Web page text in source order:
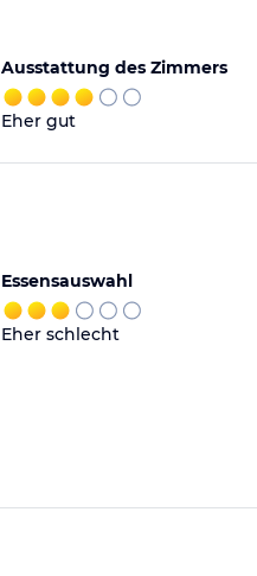
Ausstattung des Zimmers
Eher gut
Essensauswahl
Eher schlecht